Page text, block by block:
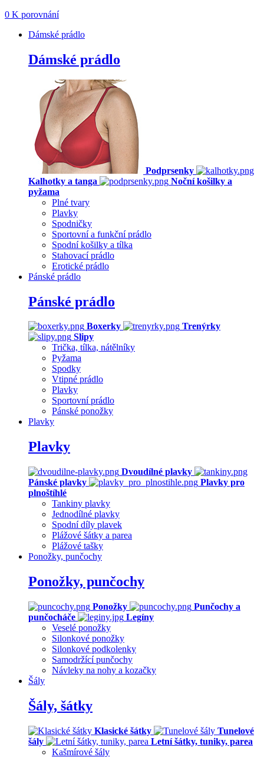
0 K porovnání
Dámské prádlo
Dámské prádlo
Podprsenky
Kalhotky a tanga
Noční košilky a
pyžama
Plné tvary
Plavky
Spodničky
Sportovní a funkční prádlo
Spodní košilky a tílka
Stahovací prádlo
Erotické prádlo
Pánské prádlo
Pánské prádlo
Boxerky
Trenýrky
Slipy
Trička, tílka, nátělníky
Pyžama
Spodky
Vtipné prádlo
Plavky
Sportovní prádlo
Pánské ponožky
Plavky
Plavky
Dvoudílné plavky
Pánské plavky
Plavky pro
plnoštíhlé
Tankiny plavky
Jednodílné plavky
Spodní díly plavek
Plážové šátky a parea
Plážové tašky
Ponožky, punčochy
Ponožky, punčochy
Ponožky
Punčochy a
punčocháče
Legíny
Veselé ponožky
Silonkové ponožky
Silonkové podkolenky
Samodržící punčochy
Návleky na nohy a kozačky
Šály
Šály, šátky
Klasické šátky
Tunelové
šály
Letní šátky, tuniky, parea
Kašmírové šály